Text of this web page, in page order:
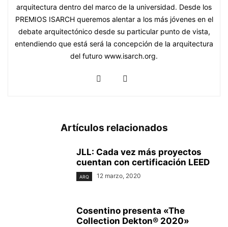
arquitectura dentro del marco de la universidad. Desde los
PREMIOS ISARCH queremos alentar a los más jóvenes en el
debate arquitectónico desde su particular punto de vista,
entendiendo que está será la concepción de la arquitectura
del futuro www.isarch.org.
Artículos relacionados
JLL: Cada vez más proyectos
cuentan con certificación LEED
ARQ 12 marzo, 2020
Cosentino presenta «The
Collection Dekton® 2020»